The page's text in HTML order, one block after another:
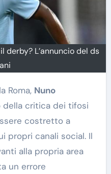
derby? L’annuncio del ds
Roma, Nuno
critica dei tifosi
costretto a
propri canali social. Il
alla propria area
un errore